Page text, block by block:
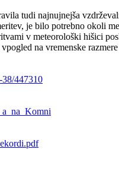
tudi najnujnejša
je bilo potrebno okoli
v meteorološki hišici
na vremenske
447310
a_na_Komni